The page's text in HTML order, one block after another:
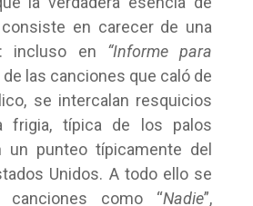
en carecer de una
incluso en “Informe para
de las canciones que caló de
se intercalan resquicios
frigia, típica de los palos
un punteo típicamente del
Unidos. A todo ello se
canciones como “Nadie”,